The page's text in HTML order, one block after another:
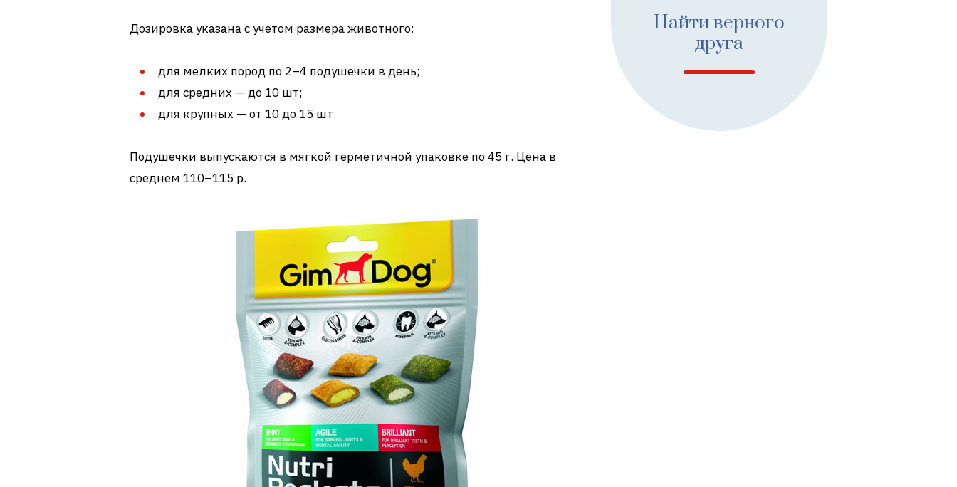
Дозировка указана с учетом размера животного:
для мелких пород по 2–4 подушечки в день;
для средних — до 10 шт;
для крупных — от 10 до 15 шт.
Подушечки выпускаются в мягкой герметичной упаковке по 45 г. Цена в
среднем 110–115 р.
Найти верного
друга